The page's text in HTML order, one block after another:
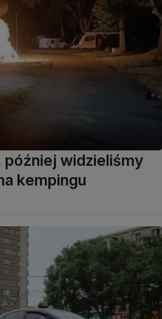
później widzieliśmy
kempingu